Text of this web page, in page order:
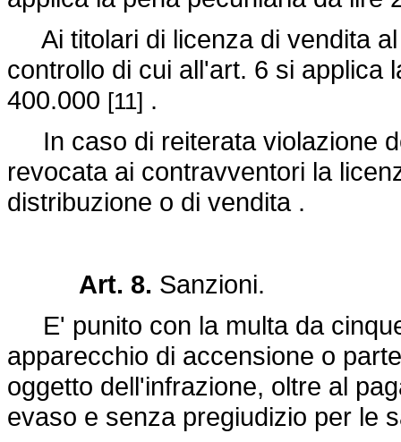
Ai titolari di licenza di vendita
controllo di cui all'art. 6 si applica
400.000 [11] .
In caso di reiterata violazione
revocata ai contravventori la
distribuzione o di vendita .
Art. 8. Sanzioni.
E' punito con la multa da
apparecchio di accensione o
oggetto dell'infrazione, oltre al
evaso e senza pregiudizio per le